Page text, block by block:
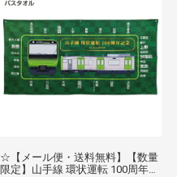
☆【メール便・送料無料】【数量
限定】山手線 環状運転 100周年記